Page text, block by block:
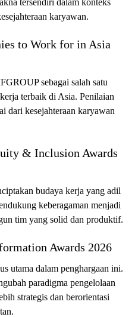
karyawan.
to Work for in Asia
sebagai salah satu
terbaik di Asia. Penilaian
dari kesejahteraan karyawan
& Inclusion Awards
budaya kerja yang adil
keberagaman menjadi
tim yang solid dan produktif.
Awards 2026
utama dalam penghargaan ini.
paradigma pengelolaan
strategis dan berorientasi